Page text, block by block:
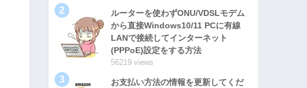
2
ルーターを使わずONU/VDSLモデム
から直接Windows10/11 PCに有線
LANで接続してインターネット
(PPPoE)設定をする方法
56219 views
3
お支払い方法の情報を更新してくだ